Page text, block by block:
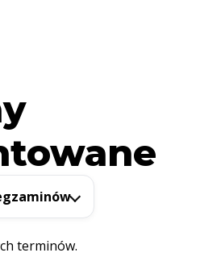
terminów.